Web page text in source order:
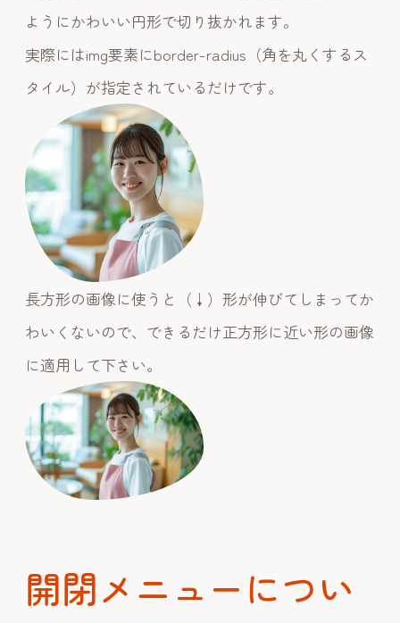
ようにかわいい円形で切り抜かれます。
実際にはimg要素にborder-radius（角を丸くするス
タイル）が指定されているだけです。
長方形の画像に使うと（↓）形が伸びてしまってか
わいくないので、できるだけ正方形に近い形の画像
に適用して下さい。
開閉メニューについ